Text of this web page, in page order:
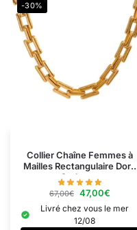
-30%
Collier Chaîne Femmes à
Mailles Rectangulaire Doré
Or Jaune
67,00€ 47,00€
Livré chez vous le mer
12/08